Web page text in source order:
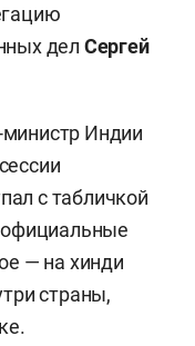
дел Сергей
Индии
с табличкой
официальные
— на хинди
страны,